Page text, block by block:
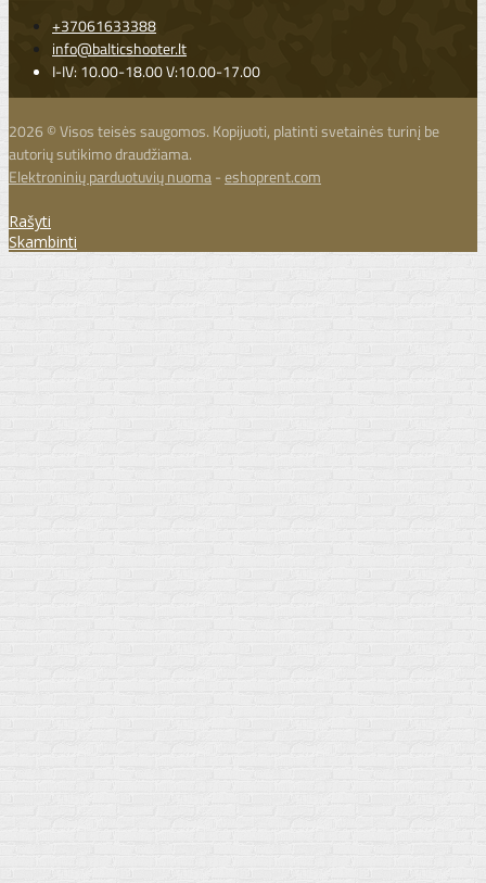
+37061633388
info@balticshooter.lt
I-IV: 10.00-18.00 V:10.00-17.00
2026 © Visos teisės saugomos. Kopijuoti, platinti svetainės turinį be
autorių sutikimo draudžiama.
Elektroninių parduotuvių nuoma-eshoprent.com
Rašyti
Skambinti